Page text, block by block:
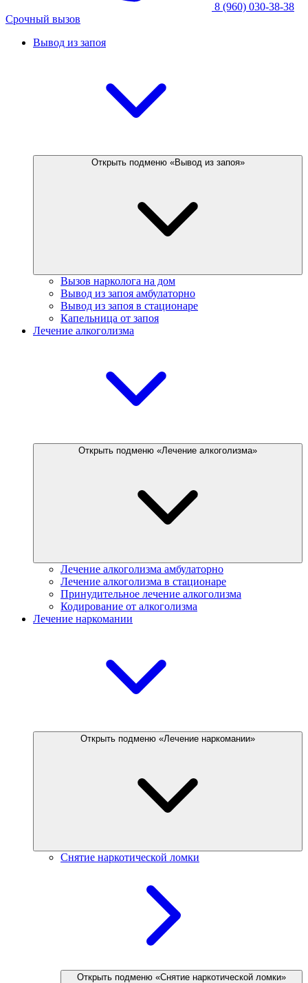
8 (960) 030-38-38
Срочный вызов
Вывод из запоя
Открыть подменю «Вывод из запоя»
Вызов нарколога на дом
Вывод из запоя амбулаторно
Вывод из запоя в стационаре
Капельница от запоя
Лечение алкоголизма
Открыть подменю «Лечение алкоголизма»
Лечение алкоголизма амбулаторно
Лечение алкоголизма в стационаре
Принудительное лечение алкоголизма
Кодирование от алкоголизма
Лечение наркомании
Открыть подменю «Лечение наркомании»
Снятие наркотической ломки
Открыть подменю «Снятие наркотической ломки»